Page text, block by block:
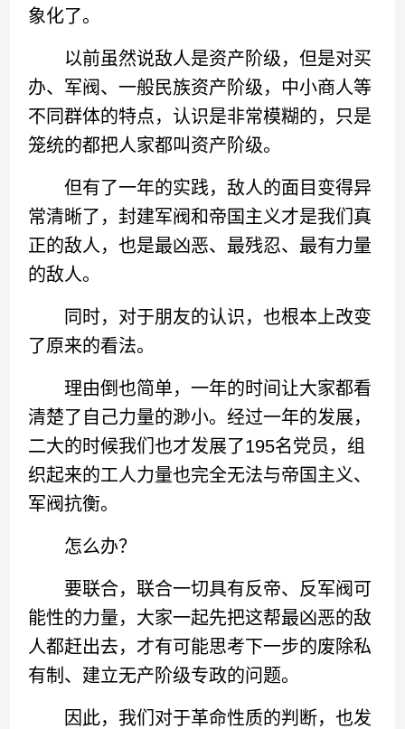
象化了。
以前虽然说敌人是资产阶级，但是对买
办、军阀、一般民族资产阶级，中小商人等
不同群体的特点，认识是非常模糊的，只是
笼统的都把人家都叫资产阶级。
但有了一年的实践，敌人的面目变得异
常清晰了，封建军阀和帝国主义才是我们真
正的敌人，也是最凶恶、最残忍、最有力量
的敌人。
同时，对于朋友的认识，也根本上改变
了原来的看法。
理由倒也简单，一年的时间让大家都看
清楚了自己力量的渺小。经过一年的发展，
二大的时候我们也才发展了195名党员，组
织起来的工人力量也完全无法与帝国主义、
军阀抗衡。
怎么办？
要联合，联合一切具有反帝、反军阀可
能性的力量，大家一起先把这帮最凶恶的敌
人都赶出去，才有可能思考下一步的废除私
有制、建立无产阶级专政的问题。
因此，我们对于革命性质的判断，也发